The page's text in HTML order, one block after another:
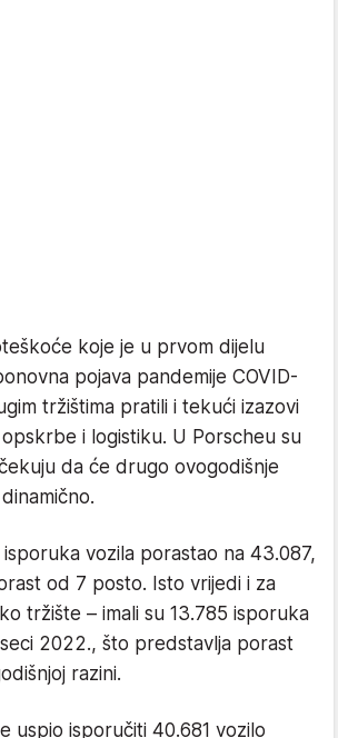
koje je u prvom dijelu
pojava pandemije COVID-
tržištima pratili i tekući izazovi
i logistiku. U Porscheu su
da će drugo ovogodišnje
vozila porastao na 43.087,
od 7 posto. Isto vrijedi i za
tržište – imali su 13.785 isporuka
2022., što predstavlja porast
razini.
uspio isporučiti 40.681 vozilo